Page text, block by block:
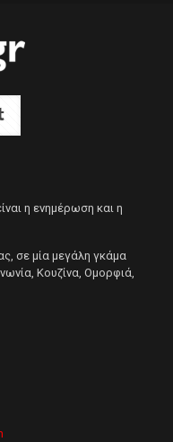
η ενημέρωση και η
σε μία μεγάλη γκάμα
Κουζίνα, Ομορφιά,